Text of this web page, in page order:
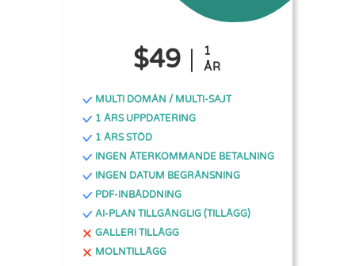
$49
1
ÅR
MULTI DOMÄN / MULTI-SAJT
1 ÅRS UPPDATERING
1 ÅRS STÖD
INGEN ÅTERKOMMANDE BETALNING
INGEN DATUM BEGRÄNSNING
PDF-INBÄDDNING
AI-PLAN TILLGÄNGLIG (TILLÄGG)
GALLERI TILLÄGG
MOLNTILLÄGG